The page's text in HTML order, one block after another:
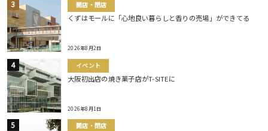
開店・閉店
くずはモールに「心地良い暮らしと香りの売場」ができてる
2026年8月2日
イベント
大阪初出店の焼き菓子店がT-SITEに
2026年8月1日
開店・閉店